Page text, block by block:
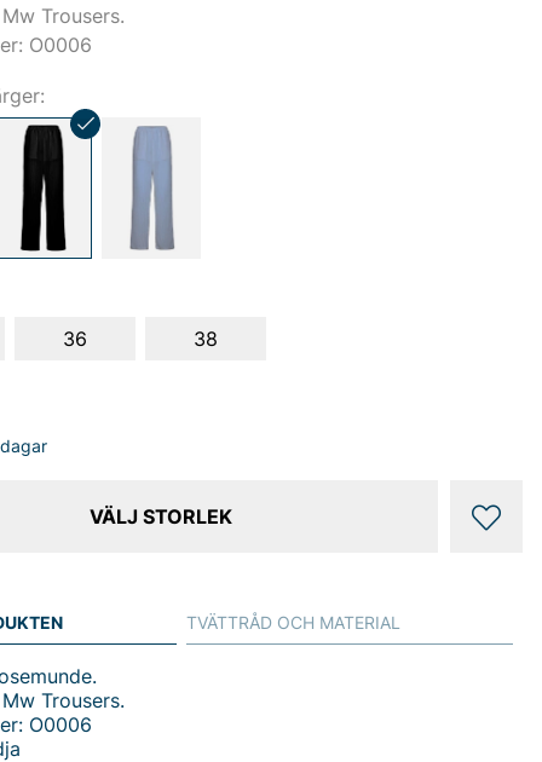
Trousers.
O0006
36 38
VÄLJ STORLEK
Trousers.
O0006
TVÄTTRÅD OCH MATERIAL